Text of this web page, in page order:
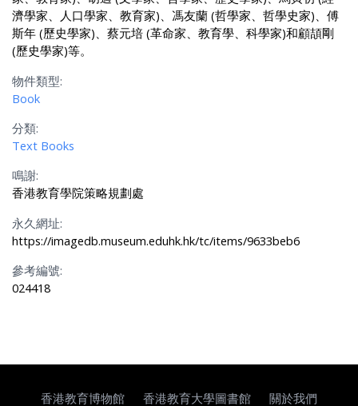
濟學家、人口學家、教育家)、馮友蘭 (哲學家、哲學史家)、傅
斯年 (歷史學家)、蔡元培 (革命家、教育學、科學家)和顧頡剛
(歷史學家)等。
物件類型:
Book
分類:
Text Books
鳴謝:
香港教育學院策略規劃處
永久網址:
https://imagedb.museum.eduhk.hk/tc/items/9633beb6
參考編號:
024418
香港教育博物館 香港教育大學圖書館 關於我們